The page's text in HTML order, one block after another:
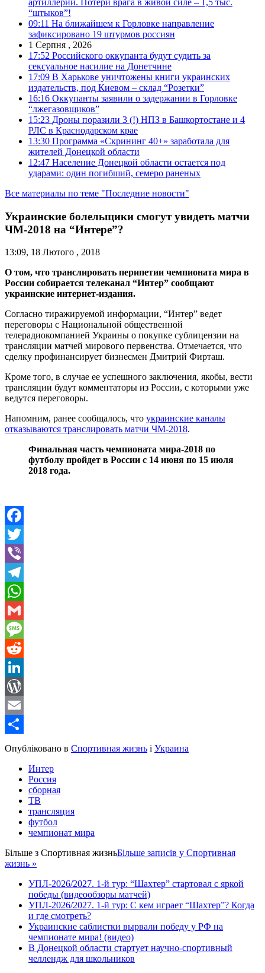
“штыков”!
09:11 На ближайшем к Горловке направление
зафиксировано 19 штурмов россиян
1 Серпня , 2026
17:52 Российского оккупанта будут судить за
сексуальное насилие на Донетчине
17:09 В Харькове уничтожены книги украинских
издательств, под Киевом – склад “Розетки”
16:16 Оккупанты заявили о задержании в Горловке
“лжегазовщиков”
15:23 Дроны поразили 3 (!) НПЗ в Башкортостане и 4
РЛС в Краснодарском крае
13:30 Программа «Скрининг 40+» заработала для
жителей Донецкой области
12:47 Население Донецкой области остается под
ударами: один погибший, семеро раненых
Все материалы по теме "Последние новости"
Украинские болельщики смогут увидеть матчи
ЧМ-2018 на “Интере”?
13:09, 18 Лютого , 2018
О том, что транслировать перипетии чемпионата мира в
России собирается телеканал “Интер” сообщают
украинские интернет-издания.
Согласно тиражируемой информации, “Интер” ведет
переговоры с Национальной общественной
телерадиокомпанией Украины о покупке сублицензии на
трансляции матчей мирового первенства. Отмечается, что
сделку профинансирует бизнесмен Дмитрий Фирташ.
Кроме того, в случае ее успешного заключения, якобы, вести
трансляции будут комментаторы из России, с которыми уже
ведутся переговоры.
Напомним, ранее сообщалось, что украинские каналы
отказываются транслировать матчи ЧМ-2018.
Финальная часть чемпионата мира-2018 по
футболу пройдет в России с 14 июня по 15 июля
2018 года.
Facebook
Twitter
Viber
Telegram
WhatsApp
Gmail
Message
Reddit
LinkedIn
WordPress
Email
Share
Опубліковано в Спортивная жизнь і Украина
Интер
Россия
сборная
ТВ
трансляция
футбол
чемпионат мира
Більше з Спортивная жизньБільше записів у Спортивная
жизнь »
УПЛ-2026/2027. 1-й тур: “Шахтер” стартовал с яркой
победы (видеообзоры матчей)
УПЛ-2026/2027. 1-й тур: С кем играет “Шахтер”? Когда
и где смотреть?
Украинские саблистки вырвали победу у РФ на
чемпионате мира! (видео)
В Донецкой области стартует научно-спортивный
челлендж для школьников